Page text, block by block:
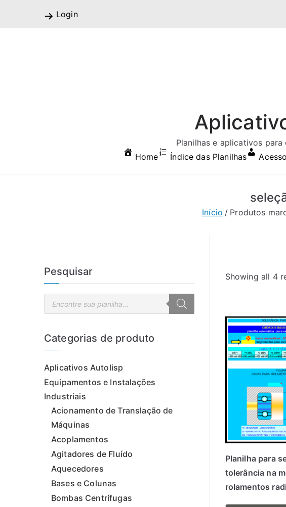
Login
Planilhas e aplicativos
Home
Índice das Planilhas
Início Produtos
Showing all 4
Planilha para
tolerância na
rolamentos
Pesquisar
P
s
r
r
d
t
Categorias de produto
Aplicativos Autolisp
Equipamentos e Instalações
Industriais
Acionamento de Translação de
Máquinas
Acoplamentos
Agitadores de Fluído
Aquecedores
Bases e Colunas
Bombas Centrífugas